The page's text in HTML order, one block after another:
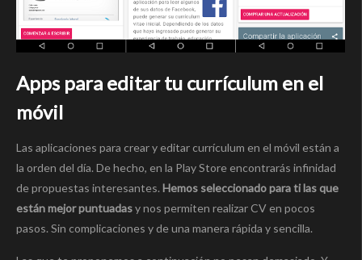
Apps para editar tu currículum en el
móvil
Las aplicaciones para crear y editar currículum en el móvil están a
la orden del día. De hecho, en la Play Store encontrarás infinidad
de propuestas interesantes. Hemos seleccionado para ti las que
están mejor puntuadasy nos permiten realizar CV en pocos
pasos. Sin complicaciones y de una manera rápida y sencilla.